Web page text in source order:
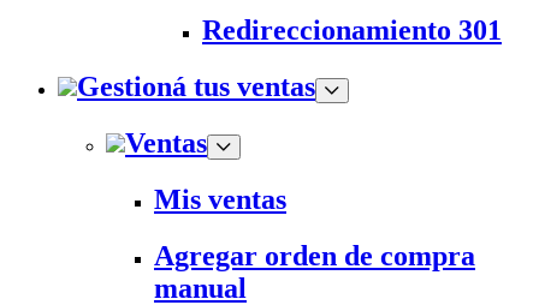
Redireccionamiento 301
Gestioná tus ventas
Ventas
Mis ventas
Agregar orden de compra
manual